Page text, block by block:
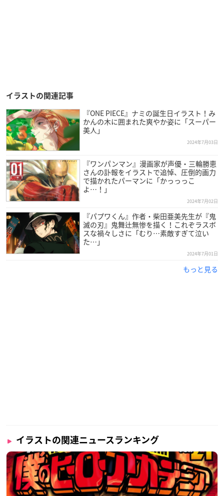
イラストの関連記事
『ONE PIECE』ナミの誕生日イラスト！み
かんの木に囲まれた爽やか姿に「スーパー
美人」
2024年7月03日
『ワンパンマン』漫画家が声優・三輪勝恵
さんの訃報をイラストで追悼、圧倒的画力
で描かれたパーマンに「かっっっこ
よ…！」
2024年7月02日
『パプワくん』作者・柴田亜美先生が『鬼
滅の刃』鬼舞辻無惨を描く！これぞラスボ
スな禍々しさに「むり…素敵すぎて泣い
た…」
2024年7月01日
もっと見る
イラストの関連ニュースランキング